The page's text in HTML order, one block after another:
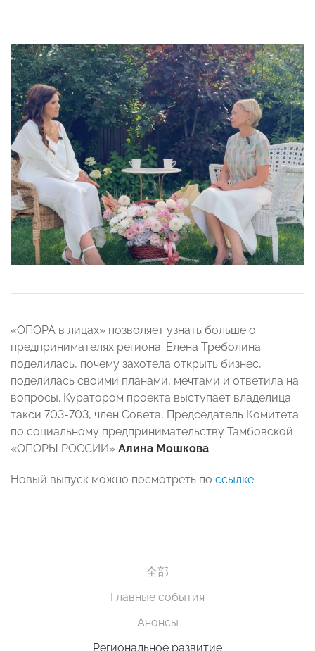
«ОПОРА в лицах» позволяет узнать больше о
предпринимателях региона. Елена Треболина
поделилась, почему захотела открыть бизнес,
поделилась своими планами, мечтами и ответила на
вопросы. Куратором проекта выступает владелица
такси 703-703, член Совета, Председатель Комитета
по социальному предпринимательству Тамбовской
«ОПОРЫ РОССИИ» Алина Мошкова.
Новый выпуск можно посмотреть по ссылке.
全部
Главные события
Анонсы
Региональное развитие